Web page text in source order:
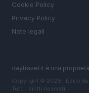
Cookie Policy
Privacy Policy
Note legali
daytravel.it è una
Copyright © 2026 · Edito
Tutti i diritti riservati